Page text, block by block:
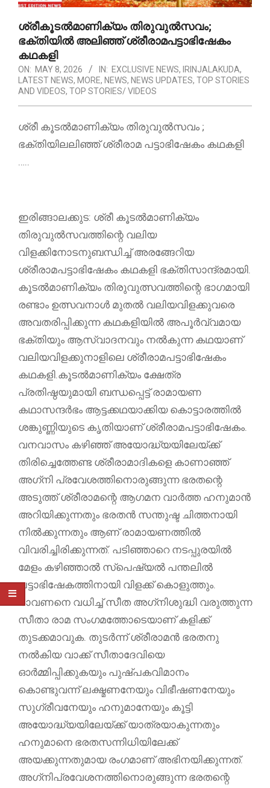
ശ്രീകൂടൽമാണിക്യം തിരുവുൽസവം;
ഭക്തിയിൽ അലിഞ്ഞ് ശ്രീരാമപട്ടാഭിഷേകം
കഥകളി
ON: MAY 8, 2026 IN: EXCLUSIVE NEWS, IRINJALAKUDA,
LATEST NEWS, MORE, NEWS, NEWS UPDATES, TOP STORIES
AND VIDEOS, TOP STORIES/ VIDEOS
ശ്രീ കൂടല്‍മാണിക്യം തിരുവുൽസവം ;
ഭക്തിയിലലിഞ്ഞ് ശ്രീരാമ പട്ടാഭിഷേകം കഥകളി
…..
ഇരിങ്ങാലക്കുട: ശ്രീ കൂടൽമാണിക്യം
തിരുവുൽസവത്തിന്റെ വലിയ
വിളക്കിനോടനുബന്ധിച്ച് അരങ്ങേറിയ
ശ്രീരാമപട്ടാഭിഷേകം കഥകളി ഭക്തിസാന്ദ്രമായി.
കൂടല്‍മാണിക്യം തിരുവുത്സവത്തിന്റെ ഭാഗമായി
രണ്ടാം ഉത്സവനാള്‍ മുതല്‍ വലിയവിളക്കുവരെ
അവതരിപ്പിക്കുന്ന കഥകളിയില്‍ അപൂര്‍വ്വമായ
ഭക്തിയും ആസ്വാദനവും നല്‍കുന്ന കഥയാണ്
വലിയവിളക്കുനാളിലെ ശ്രീരാമപട്ടാഭിഷേകം
കഥകളി.കൂടല്‍മാണിക്യം ക്ഷേത്ര
പ്രതിഷ്ഠയുമായി ബന്ധപ്പെട്ട് രാമായണ
കഥാസന്ദര്‍ഭം ആട്ടക്കഥയാക്കിയ കൊട്ടാരത്തില്‍
ശങ്കുണ്ണിയുടെ കൃതിയാണ് ശ്രീരാമപട്ടാഭിഷേകം.
വനവാസം കഴിഞ്ഞ് അയോദ്ധ്യയിലേയ്ക്ക്
തിരിച്ചെത്തേണ്ട ശ്രീരാമാദികളെ കാണാഞ്ഞ്
അഗ്‌നി പ്രവേശത്തിനൊരുങ്ങുന്ന ഭരതന്റെ
അടുത്ത് ശ്രീരാമന്റെ ആഗമന വാര്‍ത്ത ഹനുമാന്‍
അറിയിക്കുന്നതും ഭരതന്‍ സന്തുഷ്ട ചിത്തനായി
നില്‍ക്കുന്നതും ആണ് രാമായണത്തില്‍
വിവരിച്ചിരിക്കുന്നത്. പടിഞ്ഞാറെ നടപ്പുരയില്‍
മേളം കഴിഞ്ഞാല്‍ സ്‌പെഷ്യല്‍ പന്തലില്‍
പട്ടാഭിഷേകത്തിനായി വിളക്ക് കൊളുത്തും.
രാവണനെ വധിച്ച് സീത അഗ്‌നിശുദ്ധി വരുത്തുന്ന
സീതാ രാമ സംഗമത്തോടെയാണ് കളിക്ക്
തുടക്കമാവുക. തുടര്‍ന്ന് ശ്രീരാമന്‍ ഭരതനു
നല്‍കിയ വാക്ക് സീതാദേവിയെ
ഓര്‍മ്മിപ്പിക്കുകയും പുഷ്പകവിമാനം
കൊണ്ടുവന്ന് ലക്ഷ്മണനേയും വിഭീഷണനേയും
സുഗ്രീവനേയും ഹനുമാനേയും കൂട്ടി
അയോദ്ധ്യയിലേയ്ക്ക് യാത്രയാകുന്നതും
ഹനുമാനെ ഭരതസന്നിധിയിലേക്ക്
അയക്കുന്നതുമായ രംഗമാണ് അഭിനയിക്കുന്നത്.
അഗ്‌നിപ്രവേശനത്തിനൊരുങ്ങുന്ന ഭരതന്റെ